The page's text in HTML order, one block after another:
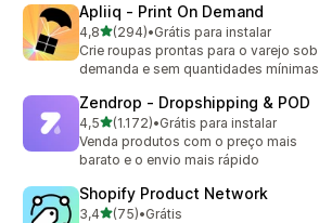
Apliiq ‑ Print On Demand
4,8de 5 estrelas
(294)
294 avaliações ao todo
•Grátis para instalar
Crie roupas prontas para o varejo sob
demanda e sem quantidades mínimas
Zendrop ‑ Dropshipping & POD
4,5de 5 estrelas
(1.172)
1172 avaliações ao todo
•Grátis para instalar
Venda produtos com o preço mais
barato e o envio mais rápido
Shopify Product Network
3,4de 5 estrelas
(75)•Grátis